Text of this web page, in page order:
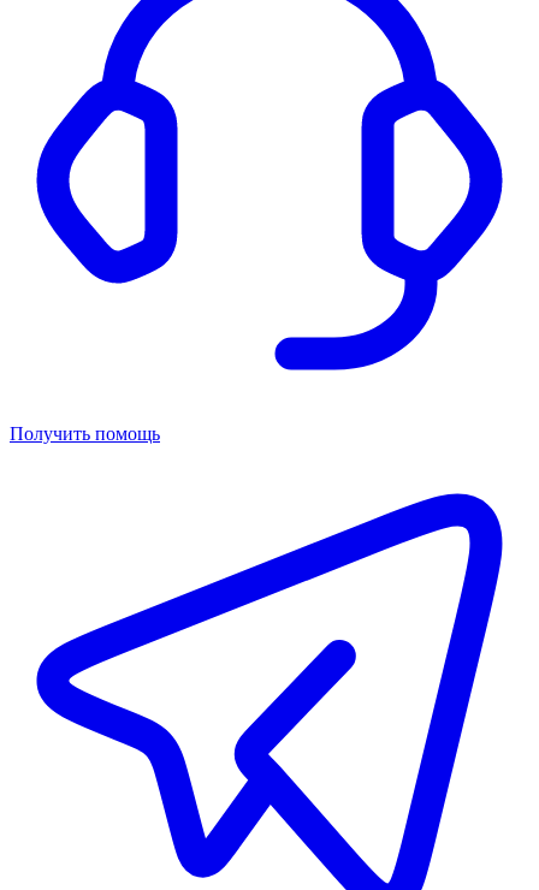
Получить помощь